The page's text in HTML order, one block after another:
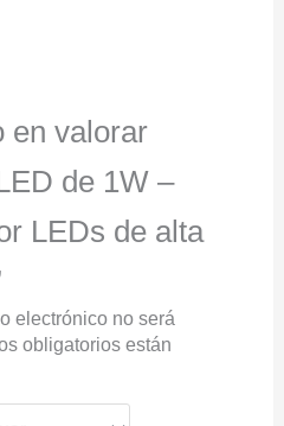
en valorar
de 1W –
LEDs de alta
electrónico no será
obligatorios están